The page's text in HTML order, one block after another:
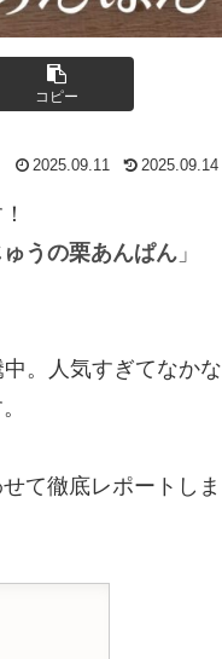
コピー
2025.09.11 2025.09.14
ゅうの栗あんぱん 」
。人気すぎてなかな
て徹底レポートしま